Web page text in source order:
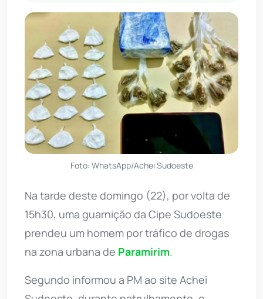
Foto: WhatsApp/Achei Sudoeste
Na tarde deste domingo (22), por volta de
15h30, uma guarnição da Cipe Sudoeste
prendeu um homem por tráfico de drogas
na zona urbana de Paramirim.
Segundo informou a PM ao site Achei